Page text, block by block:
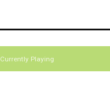
Currently Playing